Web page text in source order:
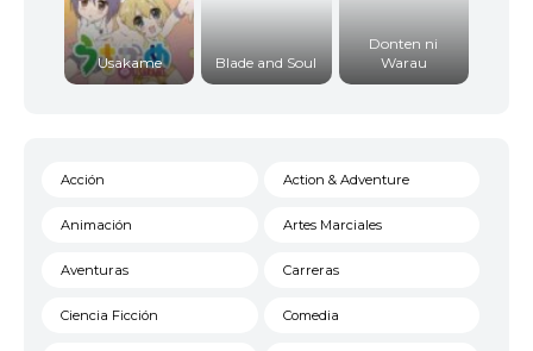
Usakame Blade and Soul
Donten ni
Warau
Acción Action & Adventure
Animación Artes Marciales
Aventuras Carreras
Ciencia Ficción Comedia